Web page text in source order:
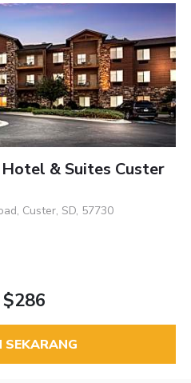
& Suites Custer
Custer, SD, 57730
$286
SEKARANG